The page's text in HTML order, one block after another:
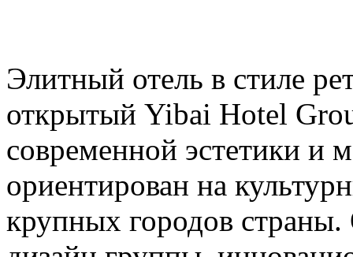
Элитный отель в стиле
открытый Yibai Hotel
современной эстетики и
ориентирован на
крупных городов